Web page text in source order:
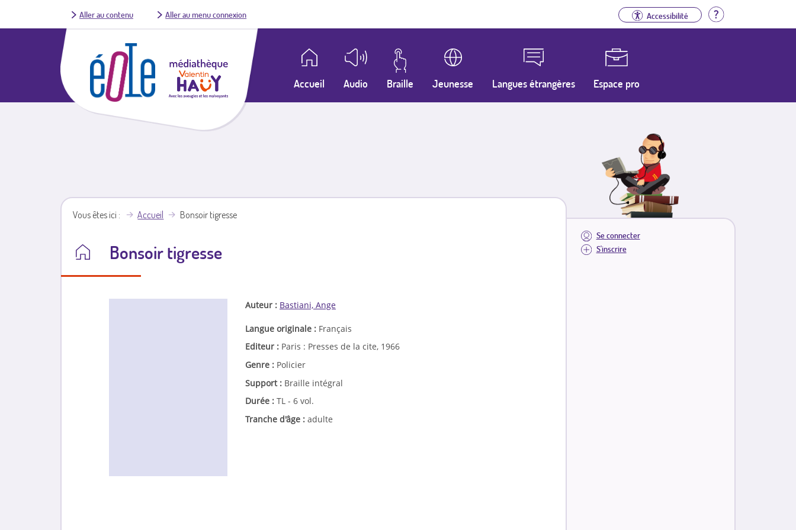
Aller au contenu Aller au menu connexion Accessibilité Aide
Accueil Audio Braille Jeunesse Langues étrangères Espace pro
Se connecter
S'inscrire
Vous êtes ici Accueil Bonsoir tigresse
Bonsoir tigresse
Auteur : Bastiani, Ange
Langue originale : Français
Editeur : Paris : Presses de la cite, 1966
Genre : Policier
Support : Braille intégral
Durée : TL - 6 vol.
Tranche d'âge : adulte